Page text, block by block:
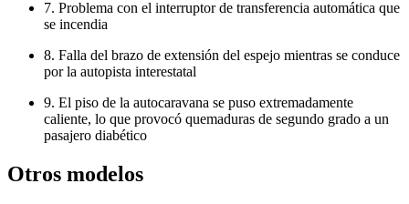
7. Problema con el interruptor de transferencia automática que
se incendia
8. Falla del brazo de extensión del espejo mientras se conduce
por la autopista interestatal
9. El piso de la autocaravana se puso extremadamente
caliente, lo que provocó quemaduras de segundo grado a un
pasajero diabético
Otros modelos